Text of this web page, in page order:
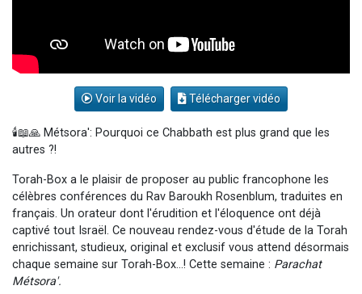
Voir la vidéo Télécharger vidéo
🕯️📖🙏 Métsora': Pourquoi ce Chabbath est plus grand que les
autres ?!
Torah-Box a le plaisir de proposer au public francophone les
célèbres conférences du Rav Baroukh Rosenblum, traduites en
français. Un orateur dont l'érudition et l'éloquence ont déjà
captivé tout Israël. Ce nouveau rendez-vous d'étude de la Torah
enrichissant, studieux, original et exclusif vous attend désormais
chaque semaine sur Torah-Box...! Cette semaine : Parachat
Métsora'.